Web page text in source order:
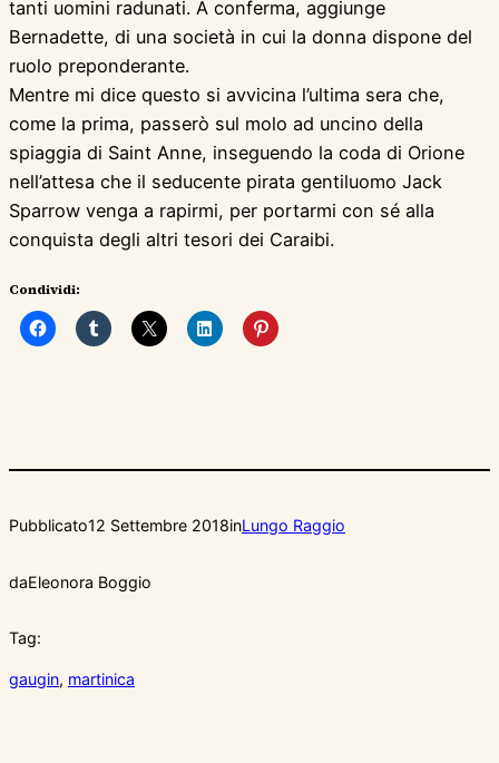
tanti uomini radunati. A conferma, aggiunge
Bernadette, di una società in cui la donna dispone del
ruolo preponderante.
Mentre mi dice questo si avvicina l’ultima sera che,
come la prima, passerò sul molo ad uncino della
spiaggia di Saint Anne, inseguendo la coda di Orione
nell’attesa che il seducente pirata gentiluomo Jack
Sparrow venga a rapirmi, per portarmi con sé alla
conquista degli altri tesori dei Caraibi.
Condividi:
Pubblicato12 Settembre 2018inLungo Raggio
daEleonora Boggio
Tag:
gaugin, martinica